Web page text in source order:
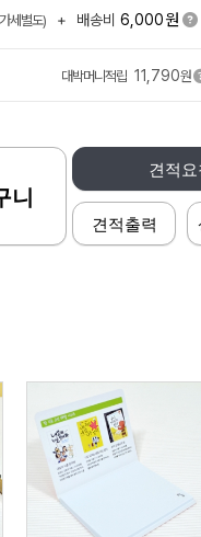
세별도) + 배송비 6,000원
대박머니적립 11,790원
견적요
견적출력
니